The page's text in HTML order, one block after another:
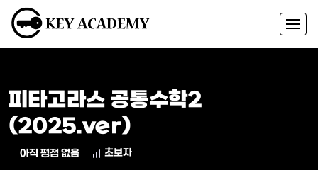
피타고라스 공통수학2
(2025.ver)
아직 평점 없음 초보자